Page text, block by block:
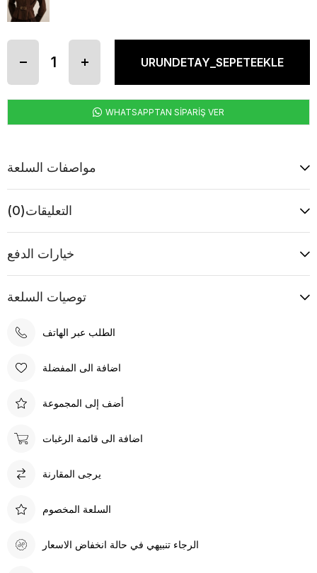
WHATSAPPTAN SİPARİŞ VER
مواصفات السلعة
التعليقات(0)
خيارات الدفع
توصيات السلعة
الطلب عبر الهاتف
اضافة الى المفضلة
أضف إلى المجموعة
اضافة الى قائمة الرغبات
يرجى المقارنة
السلعة المخصوم
الرجاء تنبيهي في حالة انخفاض الاسعار